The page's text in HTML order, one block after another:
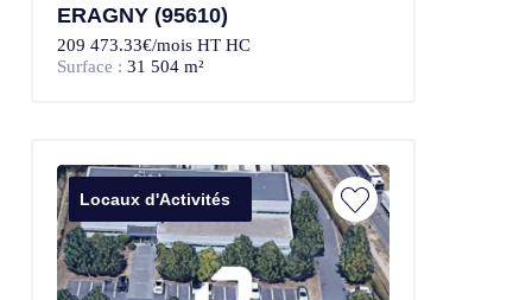
ERAGNY (95610)
209 473.33€/mois HT HC
Surface : 31 504 m²
Locaux d'Activités